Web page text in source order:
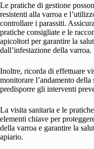
Le pratiche di gestione
resistenti alla varroa e
controllare i parassiti.
pratiche consigliate e le
apicoltori per garantire la
dall’infestazione della varroa.
Inoltre, ricorda di effettuare
monitorare l’andamento
predisporre gli interventi
La visita sanitaria e le
elementi chiave per
della varroa e garantire la
apiario.